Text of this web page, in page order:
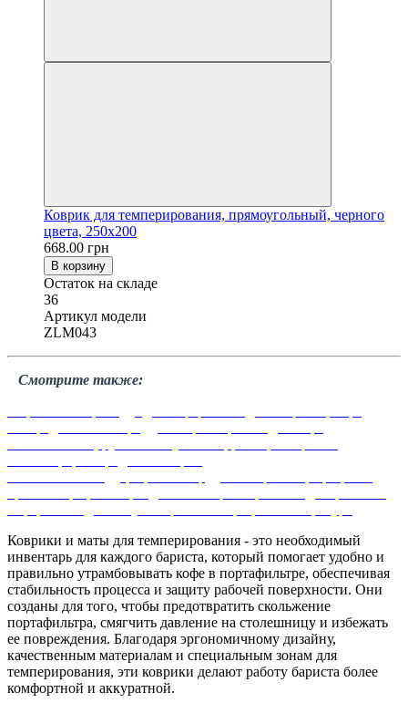
Коврик для темперирования, прямоугольный, черного
цвета, 250х200
668.00 грн
В корзину
Остаток на складе
36
Артикул модели
ZLM043
Смотрите также:
Коврики и маты для темперирования - это необходимый
инвентарь для каждого бариста, который помогает удобно и
правильно утрамбовывать кофе в портафильтре, обеспечивая
стабильность процесса и защиту рабочей поверхности. Они
созданы для того, чтобы предотвратить скольжение
портафильтра, смягчить давление на столешницу и избежать
ее повреждения. Благодаря эргономичному дизайну,
качественным материалам и специальным зонам для
темперирования, эти коврики делают работу бариста более
комфортной и аккуратной.